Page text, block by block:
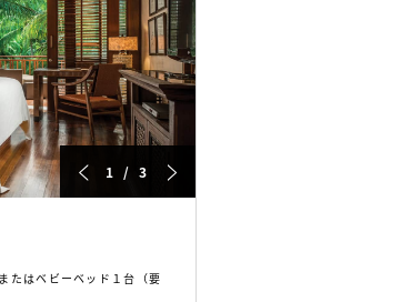
1 / 3
たはベビーベッド１台（要